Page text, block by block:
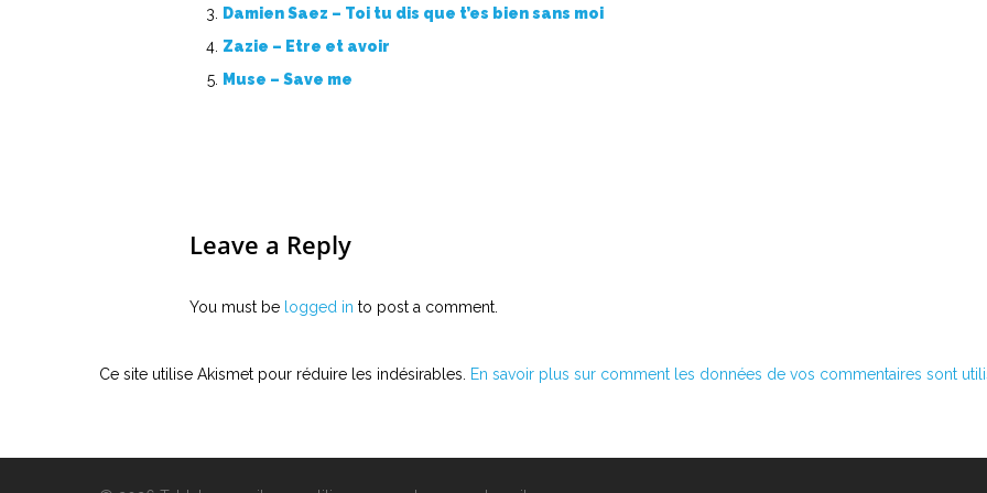
Damien Saez – Toi tu dis que t’es bien sans moi
Zazie – Etre et avoir
Muse – Save me
Leave a Reply
You must be logged in to post a comment.
Ce site utilise Akismet pour réduire les indésirables. En savoir plus sur comment les données de vos commentaires sont